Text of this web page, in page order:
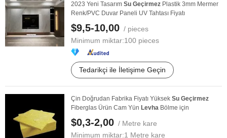
2023 Yeni Tasarım Su Geçirmez Plastik 3mm Mermer
Renk/PVC Duvar Paneli UV Tahtası Fiyatı
$9,5-10,00 / pieces
Minimum miktar:100 pieces
Tedarikçi ile İletişime Geçin
Çin Doğrudan Fabrika Fiyatı Yüksek Su Geçirmez
Fiberglas Ürün Cam Yün Levha Bölme için
$0,3-2,00 / Metre kare
Minimum miktar:1 Metre kare